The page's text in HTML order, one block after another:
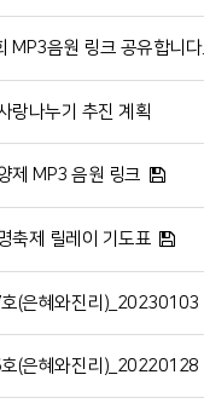
MP3음원 링크 공유합니다.
랑나누기 추진 계획
제 MP3 음원 링크
축제 릴레이 기도표
(은혜와진리)_20230103
(은혜와진리)_20220128